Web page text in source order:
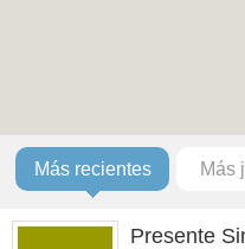
Más recientes Más
Presente